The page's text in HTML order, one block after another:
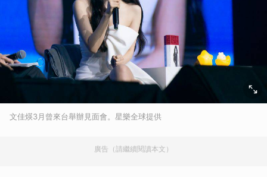
文佳煐3月曾來台舉辦見面會。星樂全球提供
廣告（請繼續閱讀本文）